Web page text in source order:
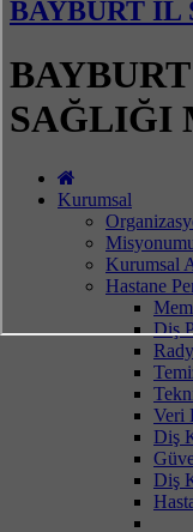
BAYBURT İL
SAĞLIĞI
Kurumsal
Kurumsal
Hastane
Diş
Veri
Diş
Diş